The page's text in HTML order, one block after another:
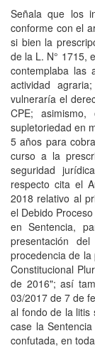
Señala que los
conforme con el
si bien la
de la L. N° 1715,
contemplaba las
actividad
vulneraría el
CPE;
supletoriedad en
5 años para
curso a la
seguridad
respecto cita el
2018 relativo al
el Debido
en Sentencia,
presentación
procedencia de
Constitucional
de 2016"; así
03/2017 de 7 de
al fondo de la litis
case la
confutada, en